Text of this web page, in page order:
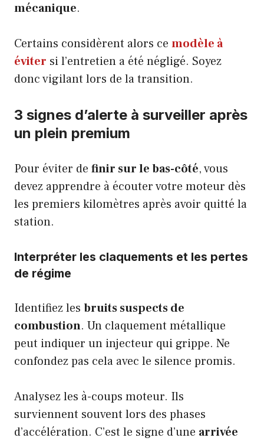
mécanique.
Certains considèrent alors ce modèle à
éviter si l’entretien a été négligé. Soyez
donc vigilant lors de la transition.
3 signes d’alerte à surveiller après
un plein premium
Pour éviter de finir sur le bas-côté, vous
devez apprendre à écouter votre moteur dès
les premiers kilomètres après avoir quitté la
station.
Interpréter les claquements et les pertes
de régime
Identifiez les bruits suspects de
combustion. Un claquement métallique
peut indiquer un injecteur qui grippe. Ne
confondez pas cela avec le silence promis.
Analysez les à-coups moteur. Ils
surviennent souvent lors des phases
d’accélération. C’est le signe d’une arrivée